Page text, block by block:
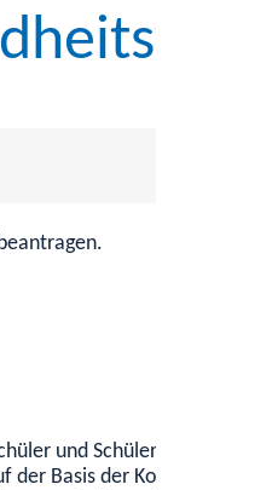
und Schülerinnen
Basis der Kosten